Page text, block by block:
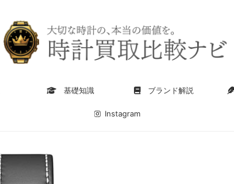
基礎知識 ブランド解説
Instagram